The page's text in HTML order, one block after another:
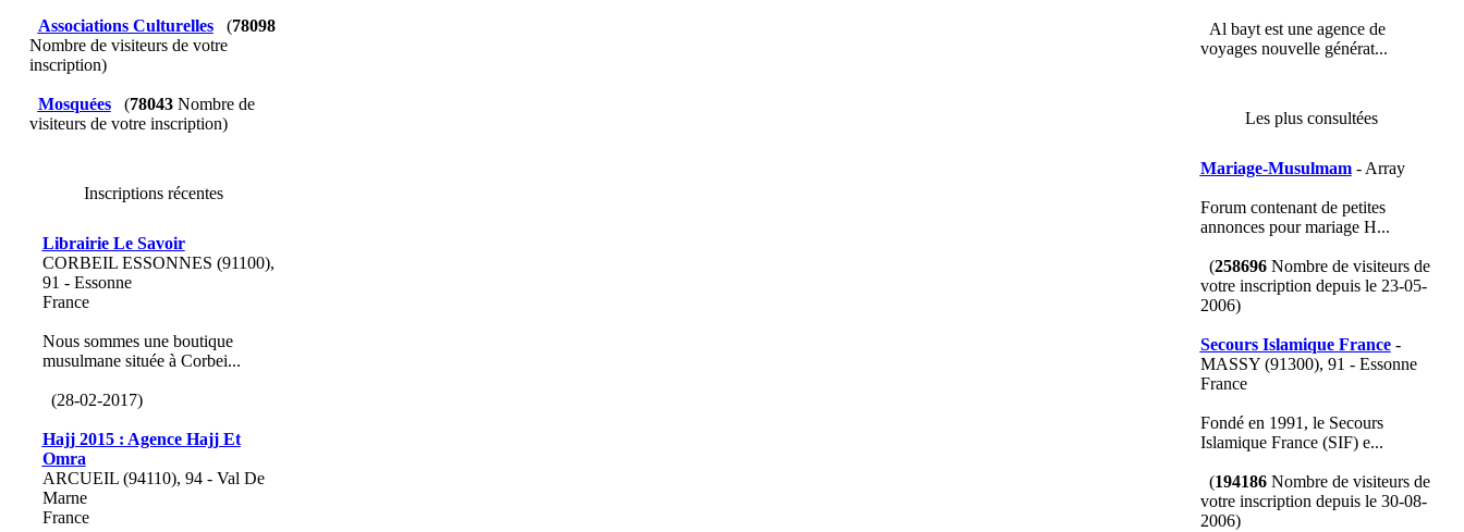
Associations Culturelles (78098
Nombre de visiteurs de votre
inscription)
Mosquées (78043Nombre de
visiteurs de votre inscription)
Inscriptions récentes
Librairie Le Savoir
CORBEIL ESSONNES (91100),
91 - Essonne
France
Nous sommes une boutique
musulmane située à Corbei...
(28-02-2017)
Hajj 2015 : Agence Hajj Et
Omra
ARCUEIL (94110), 94 - Val De
Marne
France
Al bayt est une agence de
voyages nouvelle générat...
Les plus consultées
Mariage-Musulmam- Array
Forum contenant de petites
annonces pour mariage H...
(258696Nombre de visiteurs de
votre inscription depuis le 23-05-
2006)
Secours Islamique France-
MASSY (91300), 91 - Essonne
France
Fondé en 1991, le Secours
Islamique France (SIF) e...
(194186Nombre de visiteurs de
votre inscription depuis le 30-08-
2006)